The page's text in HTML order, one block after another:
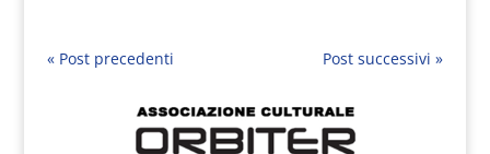
« Post precedenti Post successivi »